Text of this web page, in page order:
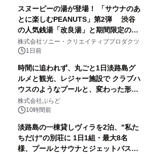
スヌーピーの湯が登場！ 「サウナのあ
とに楽しむPEANUTS」第2弾 渋谷
の人気銭湯「改良湯」と期間限定のコ
ラボレーション サウナイキタイコラ
ボグッズも発売決定！
株式会社ソニー・クリエイティブプロダクツ
1日前
時間に追われず、丸ごと1日淡路島グ
ルメと観光、レジャー施設で クラブハ
ウスのようなプールと、変わった形の
サウナも 「THE BOXY AWAJI」のお
得な素泊まり連泊プランで
株式会社ぷらど
10時間前
淡路島の一棟貸しヴィラを2泊、"私た
ちだけ"の別荘に 1日1組・最大8名
様、プールとサウナとジェットバス付